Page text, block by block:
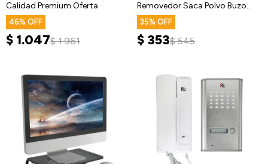
Calidad Premium Oferta
46
$ 1.047$ 1.961
Removedor Saca Polvo Buzo
Prenda Ropa
35
$ 353$ 545